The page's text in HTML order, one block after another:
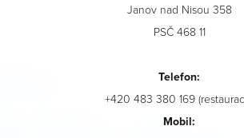
Janov nad Nisou 358
PSČ 468 11
Telefon:
+420 483 380 169
Mobil: